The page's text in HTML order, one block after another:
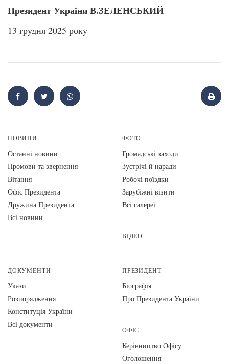
Президент України В.ЗЕЛЕНСЬКИЙ
13 грудня 2025 року
НОВИНИ
Останні новини
Промови та звернення
Вiтання
Офіс Президента
Дружина Президента
Всі новини
ФОТО
Громадські заходи
Зустрічі й наради
Робочі поїздки
Зарубіжні візити
Всі галереї
ВІДЕО
ДОКУМЕНТИ
Укази
Розпорядження
Конституція України
Всі документи
ПРЕЗИДЕНТ
Біографія
Про Президента України
ОФІС
Керівництво Офісу
Оголошення